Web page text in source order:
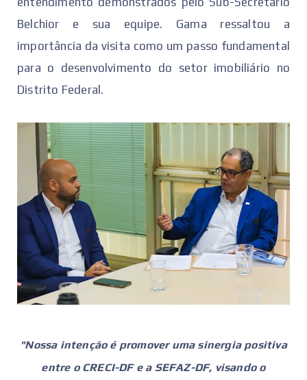
Belchior e sua equipe. Gama ressaltou a
importância da visita como um passo fundamental
para o desenvolvimento do setor imobiliário no
Distrito Federal.
"Nossa intenção é promover uma sinergia positiva
entre o CRECI-DF e a SEFAZ-DF, visando o